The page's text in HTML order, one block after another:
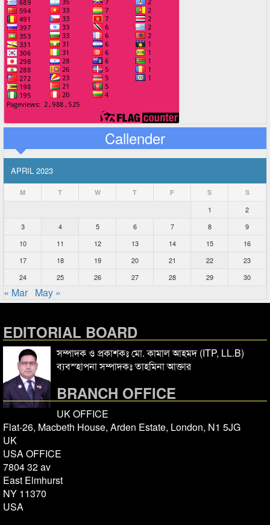
Callender
APRIL 2023
M T W T F S S
1
2
3
4 5 6 7 8
9
10
11 12 13 14 15
16
17
18 19 20 21 22
23
24
25 26 27 28 29 30
« Mar May »
EDITORIAL BOARD
সম্পাদক ও প্রকাশকঃ মো. কামাল আহমদ (ITP, LL.B)
ব্যবস্হাপনা সম্পাদকঃ তাহমিনা আক্তার
BRANCH OFFICE
UK OFFICE
Flat-26, Macbeth House, Arden Estate, London, N1 5JG
UK
USA OFFICE
7804 32 av
East Elmhurst
NY 11370
USA